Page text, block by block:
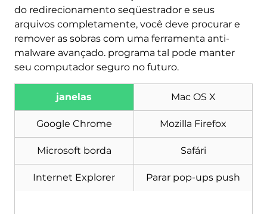
do redirecionamento seqüestrador e seus
arquivos completamente, você deve procurar e
remover as sobras com uma ferramenta anti-
malware avançado. programa tal pode manter
seu computador seguro no futuro.
janelas Mac OS X
Google Chrome Mozilla Firefox
Microsoft borda Safári
Internet Explorer Parar pop-ups push
Baixar
Remoção de Malware
Ferramenta